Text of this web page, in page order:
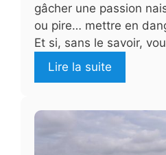
gâcher une passion
ou pire… mettre en
Et si, sans le savoir,
Lire la suite